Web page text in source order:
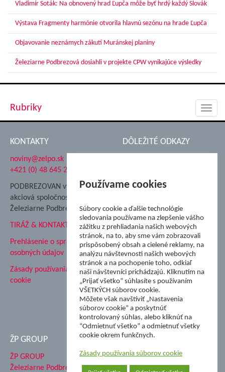
Vladimír Soták: Na obnovený hrad Ľupča môže byť hrdý každý Slovák
Výstava Fragmenty harmónie otvorila hlavnú sezónu na hrade Ľupča
Objavovanie neznámych zákutí Muránskej planiny
Železiarne Podbrezová dosiahli v projekte CPW vynikajúce výsledky
Rubriky
KONTAKTY
noviny@zelpo.sk
+421 (0) 48 645 2711
PODBREZOVAN vydáva
akciová spoločnosť
Železiarne Podbrezová
TIRÁŽ & KONTAKT
Prehlásenie o spracovaní
osobných údajov
Zásady používania súborov
cookie
DÔLEŽITÉ ODKAZY
Nadácia Železiarne
ŽP Informatika s.r.o.
ŠK Železiarne Podbrezová
Tále a.s.
ŽP GROUP
ŽP GROUP
Železiarne Podbrezová a.s.
Používame cookies
Súbory cookie a ďalšie technológie
sledovania používame na zlepšenie vášho
zážitku z prehliadania našich webových
stránok, na to, aby sme vám zobrazovali
prispôsobený obsah a cielené reklamy, na
analýzu návštevnosti našich webových
stránok a na pochopenie toho, odkiaľ
naši návštevníci prichádzajú. Kliknutím na
„Prijať všetko” súhlasíte s používaním
VŠETKÝCH súborov cookie.
Môžete však navštíviť „Nastavenia
súborov cookie” a poskytnúť
kontrolovaný súhlas, alebo kliknúť na
“Odmietnuť všetko” a odmietnuť všetky
cookie okrem funkčnych.
Zásady používania súborov cookie